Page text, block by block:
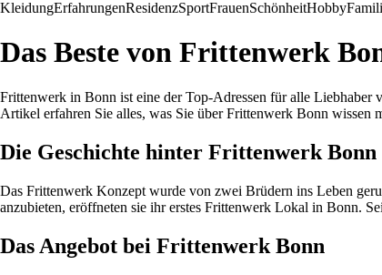
KleidungErfahrungenResidenzSportFrauenSchönheitHobby
Das Beste von Frittenwerk
Frittenwerk in Bonn ist eine der Top-Adressen für alle Liebhaber
Artikel erfahren Sie alles, was Sie über Frittenwerk Bonn wissen
Die Geschichte hinter Frittenwerk Bonn
Das Frittenwerk Konzept wurde von zwei Brüdern ins Leben
anzubieten, eröffneten sie ihr erstes Frittenwerk Lokal in Bonn.
Das Angebot bei Frittenwerk Bonn